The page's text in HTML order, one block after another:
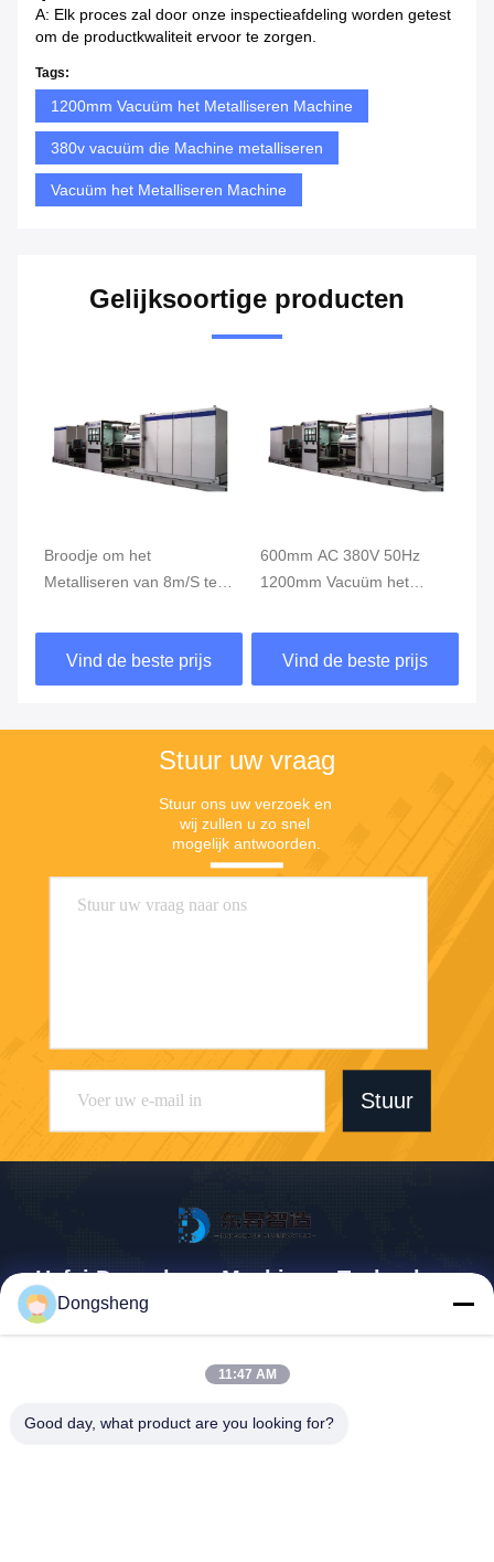
A: Elk proces zal door onze inspectieafdeling worden getest
om de productkwaliteit ervoor te zorgen.
Tags:
1200mm Vacuüm het Metalliseren Machine
380v vacuüm die Machine metalliseren
Vacuüm het Metalliseren Machine
Gelijksoortige producten
Broodje om het
Metalliseren van 8m/S te
Deklaagmachine
Vind de beste prijs
600mm AC 380V 50Hz
1200mm Vacuüm het
Vind de beste prijs
Stuur uw vraag
Stuur ons uw verzoek en
wij zullen u zo snel
mogelijk antwoorden.
Stuur
Hefei Dongsheng Machinery Technology
86-551-65303291
omische Ontwikkelingsstree
Dongsheng
11:47 AM
Good day, what product are you looking for?